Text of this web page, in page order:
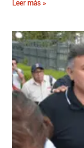
Leer más »